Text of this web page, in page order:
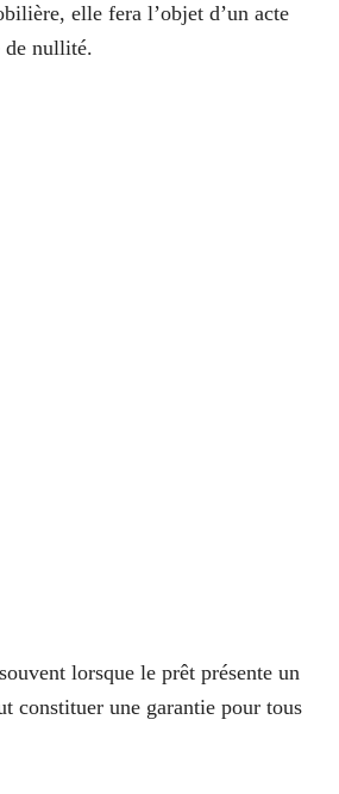
elle fera l’objet d’un acte
de nullité.
lorsque le prêt présente un
constituer une garantie pour tous